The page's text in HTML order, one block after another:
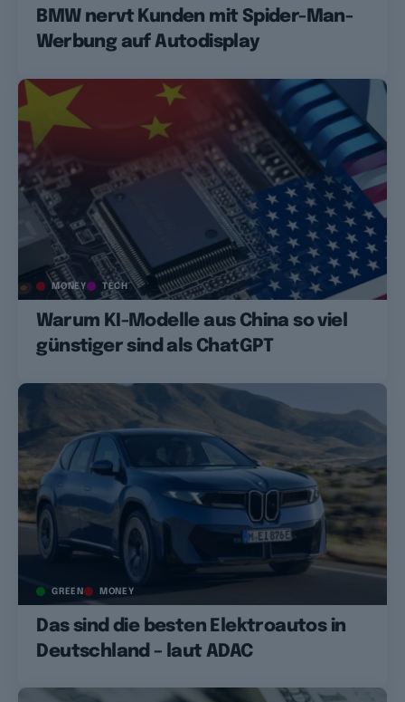
BMW nervt Kunden mit Spider-Man-
Werbung auf Autodisplay
MONEY TECH
Warum KI-Modelle aus China so viel
günstiger sind als ChatGPT
GREEN MONEY
Das sind die besten Elektroautos in
Deutschland – laut ADAC